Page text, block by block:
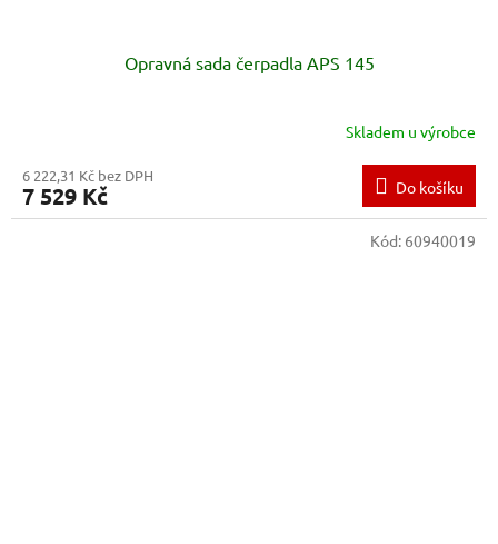
Opravná sada čerpadla APS 145
Skladem u výrobce
6 222,31 Kč bez DPH
7 529 Kč Do košíku
Kód: 60940019